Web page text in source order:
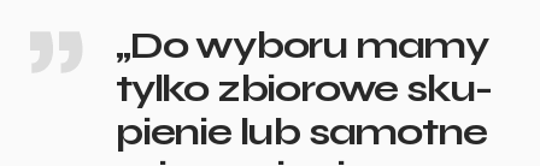
„Do wyboru mamy
tylko zbio­rowe sku­
pie­nie lub samotne